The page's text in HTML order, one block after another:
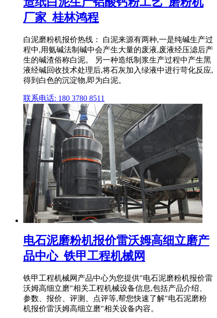
厂家_桂林鸿程
白泥磨粉机报价热线： 白泥来源有两种,一是纯碱生产过
程中,用氨碱法制碱中会产生大量的废液,废液经压滤后产
生的碱渣俗称白泥。 另一种造纸制浆生产过程中产生黑
液经碱回收技术处理后,将石灰加入绿液中进行苛化反应,
得到白色的沉淀物,即为白泥。
联系电话: 180 3780 8511
电石泥磨粉机报价雷沃姆高细立磨产
品中心_铁甲工程机械网
铁甲工程机械网产品中心为您提供"电石泥磨粉机报价雷
沃姆高细立磨"相关工程机械设备信息,包括产品介绍、
参数、报价、评测、点评等,帮您快速了解"电石泥磨粉
机报价雷沃姆高细立磨"相关设备内容。